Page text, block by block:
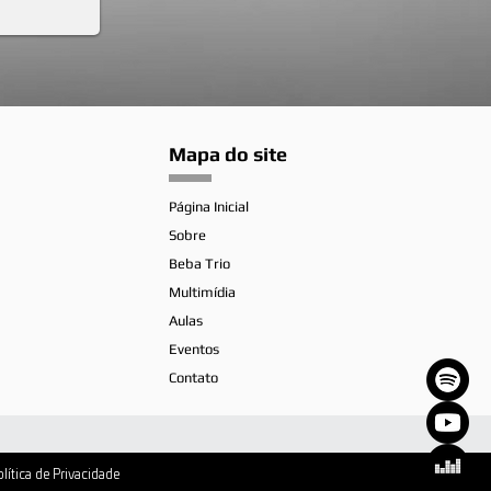
Mapa do site
Página Inicial
Sobre
Beba Trio
Multimídia
Aulas
Eventos
Contato
de Privacidade